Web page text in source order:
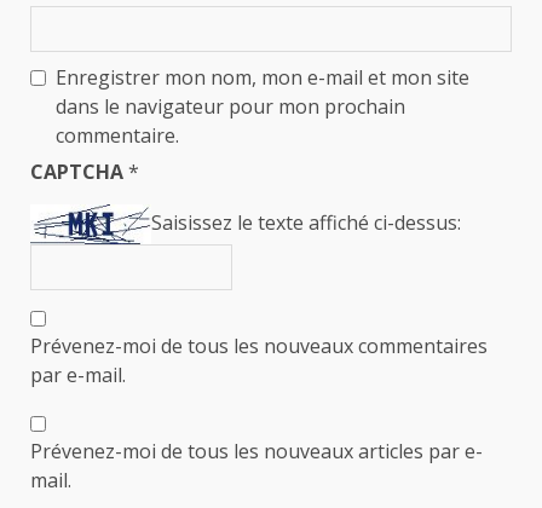
Enregistrer mon nom, mon e-mail et mon site
dans le navigateur pour mon prochain
commentaire.
CAPTCHA*
Saisissez le texte affiché ci-dessus:
Prévenez-moi de tous les nouveaux commentaires
par e-mail.
Prévenez-moi de tous les nouveaux articles par e-
mail.